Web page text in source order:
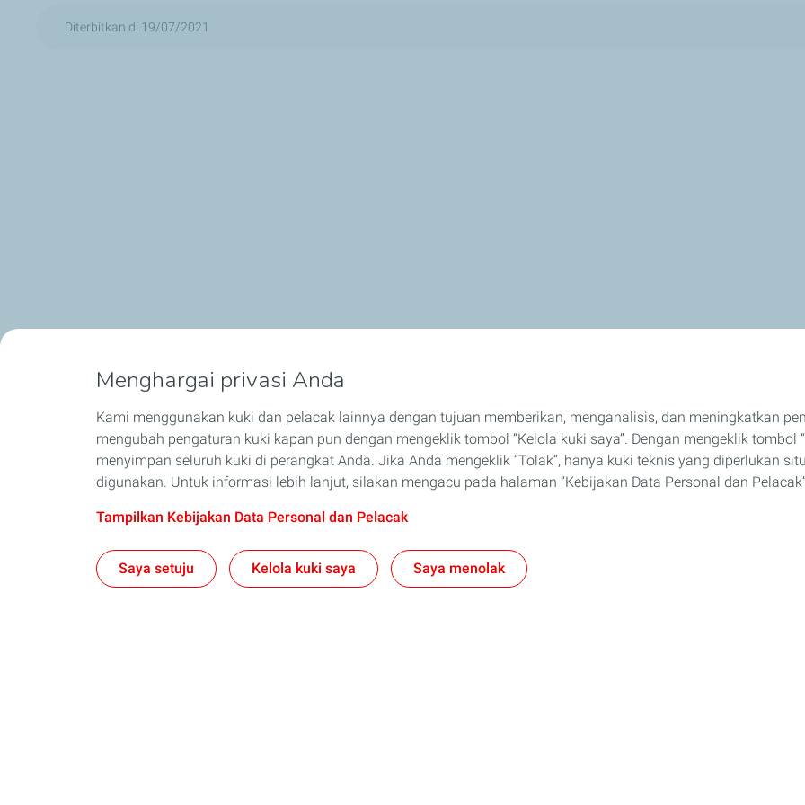
Diterbitkan di 19/07/2021
Menghargai privasi Anda
Kami menggunakan kuki dan pelacak lainnya dengan tujuan memberikan, menganalisis, dan meningkatkan
mengubah pengaturan kuki kapan pun dengan mengeklik tombol “Kelola kuki saya”. Dengan mengeklik tombol
menyimpan seluruh kuki di perangkat Anda. Jika Anda mengeklik “Tolak”, hanya kuki teknis yang diperlukan
digunakan. Untuk informasi lebih lanjut, silakan mengacu pada halaman “Kebijakan Data Personal dan
Tampilkan Kebijakan Data Personal dan Pelacak
Saya setuju Kelola kuki saya Saya menolak